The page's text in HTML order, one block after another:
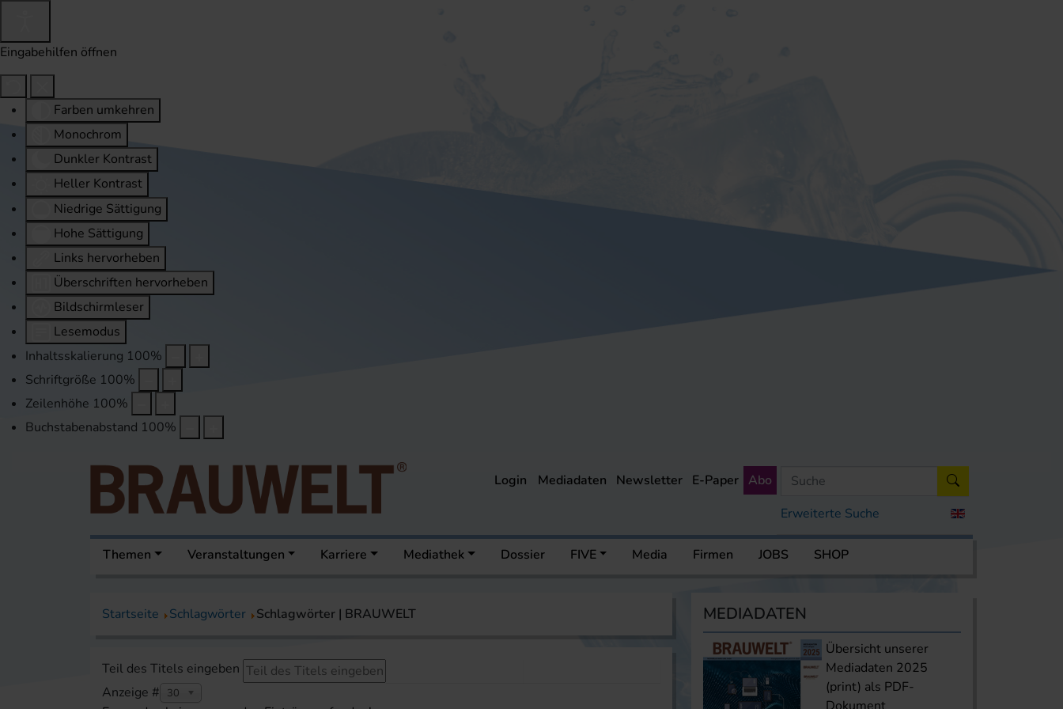
Eingabehilfen öffnen
Farben umkehren
Monochrom
Dunkler Kontrast
Heller Kontrast
Niedrige Sättigung
Hohe Sättigung
Links hervorheben
Überschriften hervorheben
Bildschirmleser
Lesemodus
Inhaltsskalierung 100%
Schriftgröße 100%
Zeilenhöhe 100%
Buchstabenabstand 100%
Erweiterte Suche
Login Mediadaten Newsletter E-Paper Abo
Themen Veranstaltungen Karriere Mediathek Dossier FIVE Media Firmen JOBS SHOP
Startseite Schlagwörter Schlagwörter | BRAUWELT
Teil des Titels eingeben
Anzeige #
30
MEDIADATEN
Übersicht unserer
Mediadaten 2025
(print) als PDF-